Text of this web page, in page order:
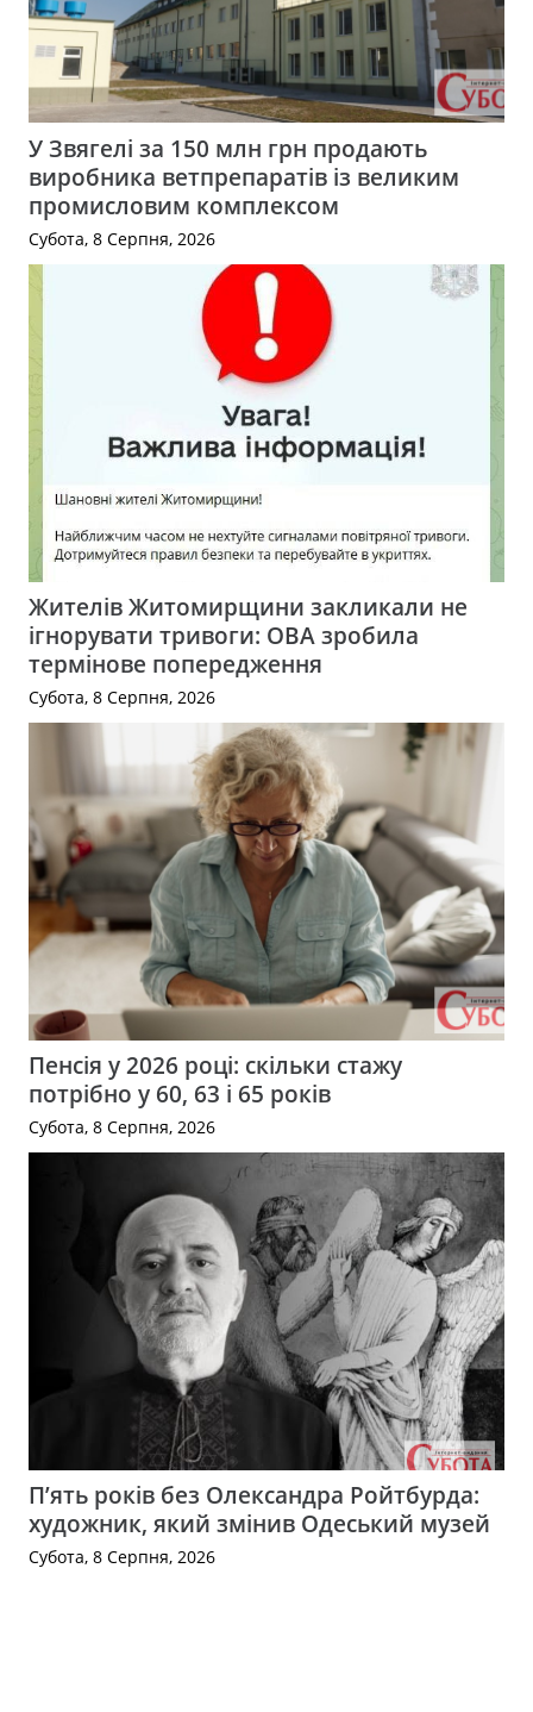
У Звягелі за 150 млн грн продають
виробника ветпрепаратів із великим
промисловим комплексом
Субота, 8 Серпня, 2026
Жителів Житомирщини закликали не
ігнорувати тривоги: ОВА зробила
термінове попередження
Субота, 8 Серпня, 2026
Пенсія у 2026 році: скільки стажу
потрібно у 60, 63 і 65 років
Субота, 8 Серпня, 2026
П’ять років без Олександра Ройтбурда:
художник, який змінив Одеський музей
Субота, 8 Серпня, 2026